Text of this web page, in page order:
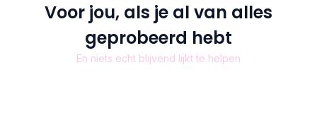
Voor jou, als je al van alles
geprobeerd hebt
En niets echt blijvend lijkt te helpen